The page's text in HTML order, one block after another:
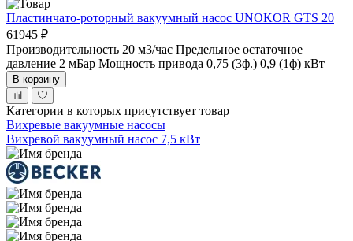
Пластинчато-роторный вакуумный насос UNOKOR GTS 20
61945 ₽
Производительность 20 м3/час Предельное остаточное
давление 2 мБар Мощность привода 0,75 (3ф.) 0,9 (1ф) кВт
В корзину
Категории в которых присутствует товар
Вихревые вакуумные насосы
Вихревой вакуумный насос 7,5 кВт